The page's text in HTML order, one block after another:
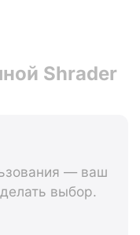
Shrader
— ваш
выбор.